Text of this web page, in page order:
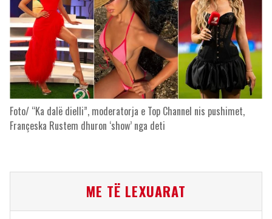
Foto/ “Ka dalë dielli”, moderatorja e Top Channel nis pushimet,
Françeska Rustem dhuron ‘show’ nga deti
ME TË LEXUARAT